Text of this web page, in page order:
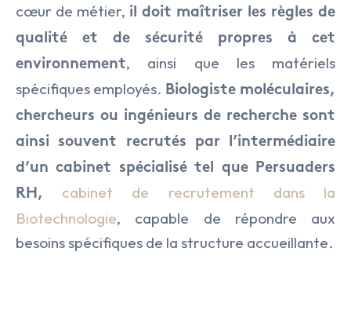
cœur de métier, il doit maîtriser les règles de
qualité et de sécurité propres à cet
environnement, ainsi que les matériels
spécifiques employés. Biologiste moléculaires,
chercheurs ou ingénieurs de recherche sont
ainsi souvent recrutés par l’intermédiaire
d’un cabinet spécialisé tel que Persuaders
RH, cabinet de recrutement dans la
Biotechnologie, capable de répondre aux
besoins spécifiques de la structure accueillante.